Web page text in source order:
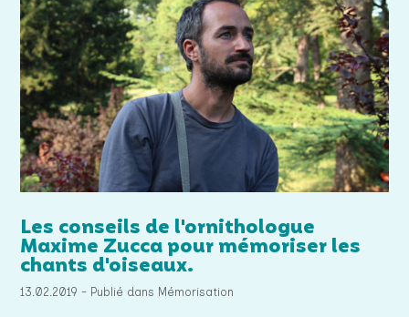
Les conseils de l'ornithologue
Maxime Zucca pour mémoriser les
chants d'oiseaux.
13.02.2019 - Publié dans Mémorisation